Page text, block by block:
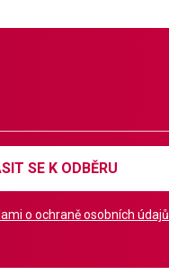
SE K ODBĚRU
o ochraně osobních údajů.